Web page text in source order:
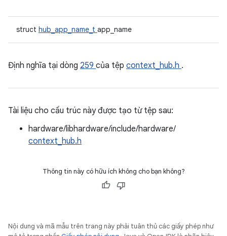
struct hub_app_name_t app_name
Định nghĩa tại dòng 259 của tệp context_hub.h .
Tài liệu cho cấu trúc này được tạo từ tệp sau:
hardware/libhardware/include/hardware/
context_hub.h
Thông tin này có hữu ích không cho bạn không?
Nội dung và mã mẫu trên trang này phải tuân thủ các giấy phép như